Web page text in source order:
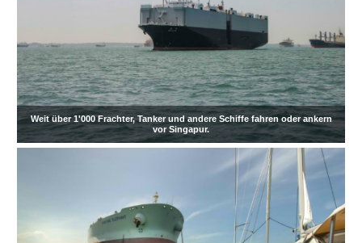
Weit über 1'000 Frachter, Tanker und andere Schiffe fahren oder ankern
vor Singapur.